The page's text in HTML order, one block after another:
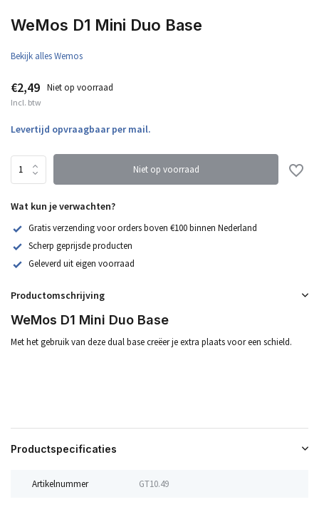
WeMos D1 Mini Duo Base
Bekijk alles Wemos
€2,49 Niet op voorraad
Incl. btw
Levertijd opvraagbaar per mail.
Niet op voorraad
Wat kun je verwachten?
Gratis verzending voor orders boven €100 binnen Nederland
Scherp geprijsde producten
Geleverd uit eigen voorraad
Productomschrijving
WeMos D1 Mini Duo Base
Met het gebruik van deze dual base creëer je extra plaats voor een schield.
Productspecificaties
Artikelnummer GT10.49